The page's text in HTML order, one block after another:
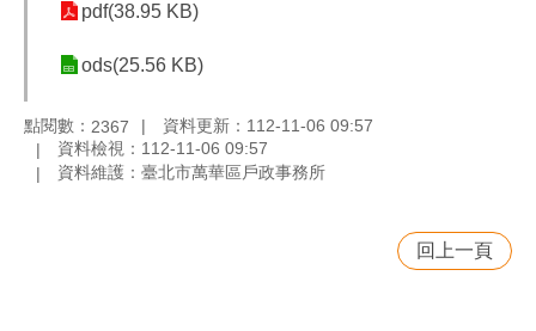
pdf(38.95 KB)
ods(25.56 KB)
點閱數： 2367
資料更新：112-11-06 09:57
資料檢視：112-11-06 09:57
資料維護：臺北市萬華區戶政事務所
回上一頁